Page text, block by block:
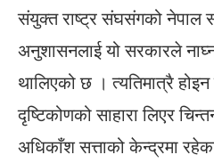
संयुक्त राष्ट्र संघसंगको नेपाल
अनुशासनलाई यो सरकारले
थालिएको छ । त्यतिमात्रै होइन
दृष्टिकोणको साहारा लिएर
अधिकाँश सत्ताको केन्द्रमा